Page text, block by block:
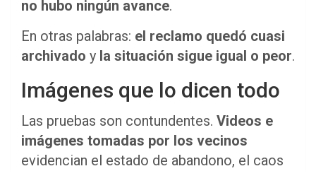
no hubo ningún avance.
En otras palabras: el reclamo quedó cuasi
archivado y la situación sigue igual o peor.
Imágenes que lo dicen todo
Las pruebas son contundentes. Videos e
imágenes tomadas por los vecinos
evidencian el estado de abandono, el caos